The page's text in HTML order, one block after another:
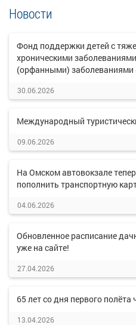
Новости
Фонд поддержки детей с
хроническими
(орфанными) заболеваниями
30.06.2026
Международный
09.06.2026
На Омском автовокзале
пополнить транспортную
04.06.2026
Обновленное расписание
уже на сайте!
27.04.2026
65 лет со дня первого полёта
13.04.2026